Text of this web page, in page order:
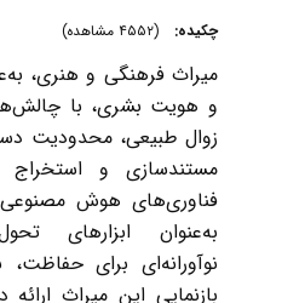
چکیده:
میراث فرهنگی و هنری،
و هویت بشری، با
زوال طبیعی، محدودیت
مستندسازی و استخراج
فناوری‌های هوش مصنوعی
به‌عنوان ابزارهای
نوآورانه‌ای برای حفاظت،
بازنمایی این میراث ارائه